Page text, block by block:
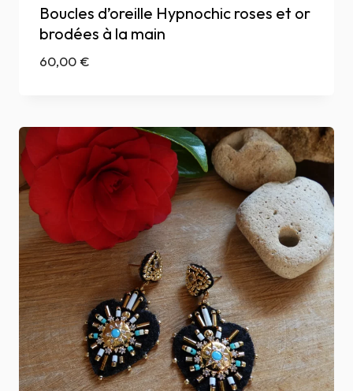
Boucles d’oreille Hypnochic roses et or
brodées à la main
60,00€